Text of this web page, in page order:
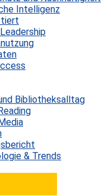
Intelligenz
Bibliotheksalltag
& Trends
Models
die
Doch LLMs
Gegenstand
al. wird
eigenen
ein neuer
dazu